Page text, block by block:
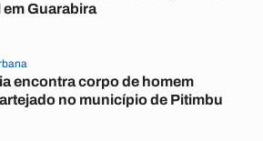
em Guarabira
encontra corpo de homem
no município de Pitimbu